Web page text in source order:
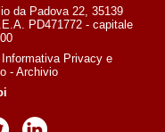
da Padova 22, 35139
PD471772 - capitale
Informativa Privacye
- Archivio
Twitter
Pagina LinkedIn